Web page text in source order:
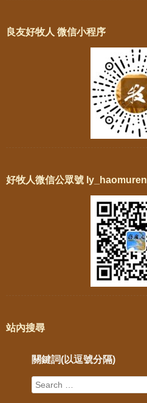
良友好牧人 微信小程序
好牧人微信公眾號 ly_haomuren
站內搜尋
關鍵詞(以逗號分隔)